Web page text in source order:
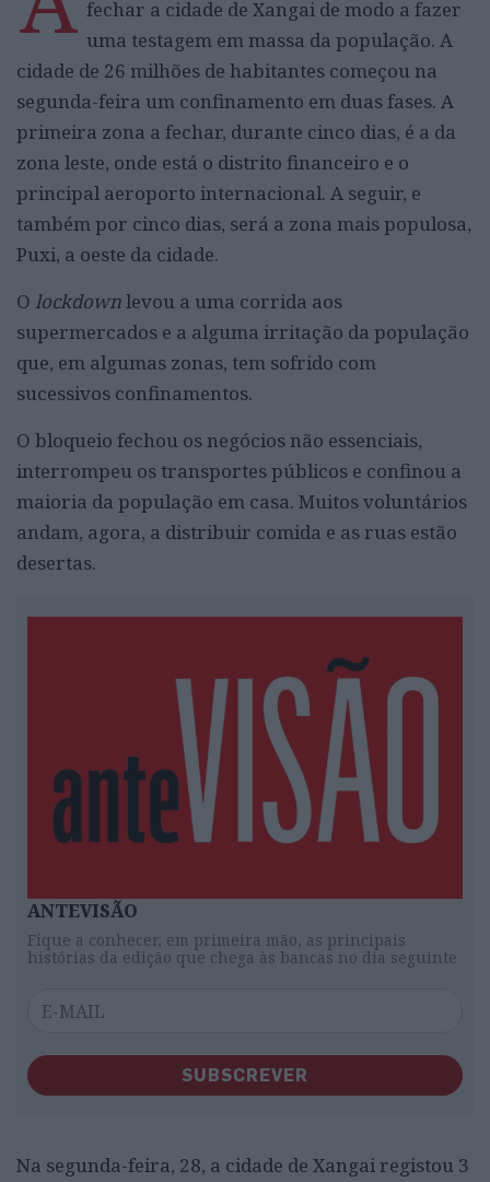
fechar a cidade de Xangai de modo a fazer
uma testagem em massa da população. A
cidade de 26 milhões de habitantes começou na
segunda-feira um confinamento em duas fases. A
primeira zona a fechar, durante cinco dias, é a da
zona leste, onde está o distrito financeiro e o
principal aeroporto internacional. A seguir, e
também por cinco dias, será a zona mais populosa,
Puxi, a oeste da cidade.
O lockdownlevou a uma corrida aos
supermercados e a alguma irritação da população
que, em algumas zonas, tem sofrido com
sucessivos confinamentos.
O bloqueio fechou os negócios não essenciais,
interrompeu os transportes públicos e confinou a
maioria da população em casa. Muitos voluntários
andam, agora, a distribuir comida e as ruas estão
desertas.
ANTEVISÃO
Fique a conhecer, em primeira mão, as principais
histórias da edição que chega às bancas no dia seguinte
SUBSCREVER
Na segunda-feira, 28, a cidade de Xangai registou 3